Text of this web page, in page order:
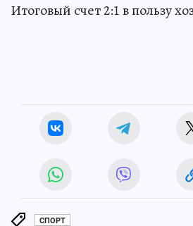
Итоговый счет 2:1 в пользу
СПОРТ